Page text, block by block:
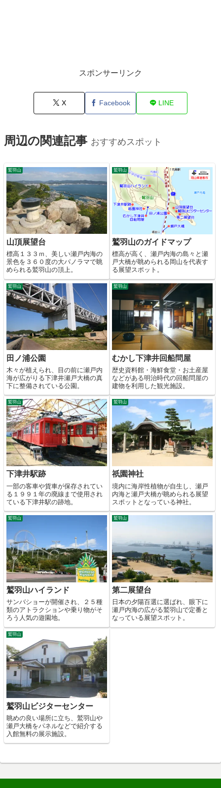
スポンサーリンク
X Facebook LINE
周辺の関連記事 おすすめスポット
鷲羽山
山頂展望台
標高１３３ｍ、美しい瀬戸内海の
景色を３６０度の大パノラマで眺
められる鷲羽山の頂上。
鷲羽山
鷲羽山のガイドマップ
標高が高く、瀬戸内海の島々と瀬
戸大橋が眺められる岡山を代表す
る展望スポット。
鷲羽山
田ノ浦公園
木々が植えられ、目の前に瀬戸内
海が広がりる下津井瀬戸大橋の真
下に整備されている公園。
鷲羽山
むかし下津井回船問屋
歴史資料館・海鮮食堂・お土産屋
などがある明治時代の回船問屋の
建物を利用した観光施設。
鷲羽山
下津井駅跡
一部の客車や貨車が保存されてい
る１９９１年の廃線まで使用され
ている下津井駅の跡地。
鷲羽山
祇園神社
境内に海岸性植物が自生し、瀬戸
内海と瀬戸大橋が眺められる展望
スポットとなっている神社。
鷲羽山
鷲羽山ハイランド
サンバショーが開催され、２５種
類のアトラクションや乗り物がそ
ろう人気の遊園地。
鷲羽山
第二展望台
日本の夕陽百選に選ばれ、眼下に
瀬戸内海の広がる鷲羽山で定番と
なっている展望スポット。
鷲羽山
鷲羽山ビジターセンター
眺めの良い場所に立ち、鷲羽山や
瀬戸大橋をパネルなどで紹介する
入館無料の展示施設。